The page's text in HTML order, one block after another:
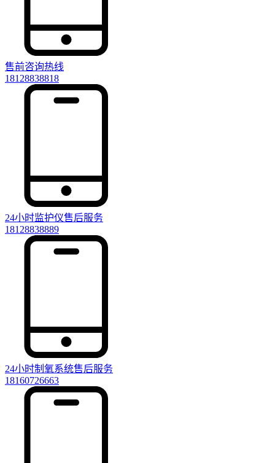
售前咨询热线
18128838818
24小时监护仪售后服务
18128838889
24小时制氧系统售后服务
18160726663